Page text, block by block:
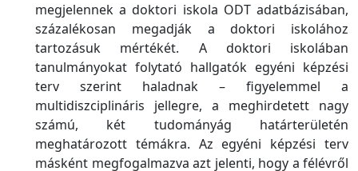
megjelennek a doktori iskola ODT adatbázisában,
százalékosan megadják a doktori iskolához
tartozásuk mértékét. A doktori iskolában
tanulmányokat folytató hallgatók egyéni képzési
terv szerint haladnak – figyelemmel a
multidiszciplináris jellegre, a meghirdetett nagy
számú, két tudományág határterületén
meghatározott témákra. Az egyéni képzési terv
másként megfogalmazva azt jelenti, hogy a félévről